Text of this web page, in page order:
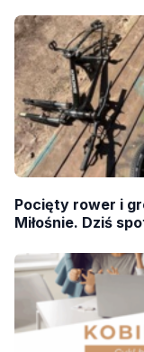
Pocięty rower i
Miłośnie. Dziś